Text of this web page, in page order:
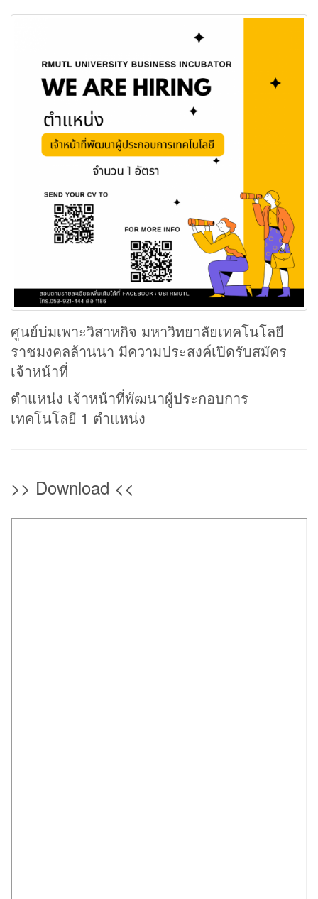
ศูนย์บ่มเพาะวิสาหกิจ มหาวิทยาลัยเทคโนโลยี
ราชมงคลล้านนา มีความประสงค์เปิดรับสมัคร
เจ้าหน้าที่
ตำแหน่ง เจ้าหน้าที่พัฒนาผู้ประกอบการ
เทคโนโลยี 1 ตำแหน่ง
>> Download <<